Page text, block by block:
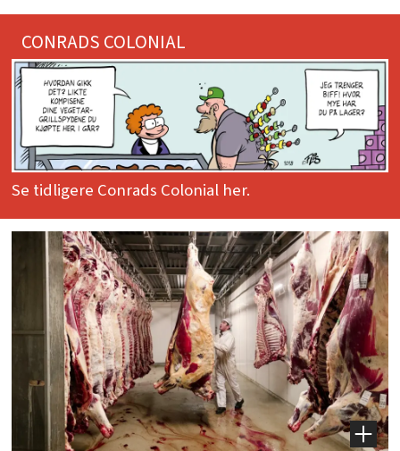
CONRADS COLONIAL
Se tidligere Conrads Colonial her.